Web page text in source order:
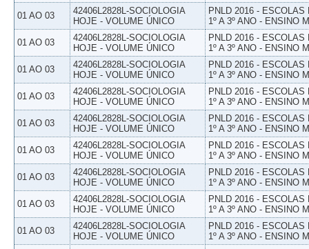
01 AO 03
42406L2828L-SOCIOLOGIA
HOJE - VOLUME ÚNICO
PNLD 2016 -
1º A 3º ANO - ENSINO
01 AO 03
42406L2828L-SOCIOLOGIA
HOJE - VOLUME ÚNICO
PNLD 2016 -
1º A 3º ANO - ENSINO
01 AO 03
42406L2828L-SOCIOLOGIA
HOJE - VOLUME ÚNICO
PNLD 2016 -
1º A 3º ANO - ENSINO
01 AO 03
42406L2828L-SOCIOLOGIA
HOJE - VOLUME ÚNICO
PNLD 2016 -
1º A 3º ANO - ENSINO
01 AO 03
42406L2828L-SOCIOLOGIA
HOJE - VOLUME ÚNICO
PNLD 2016 -
1º A 3º ANO - ENSINO
01 AO 03
42406L2828L-SOCIOLOGIA
HOJE - VOLUME ÚNICO
PNLD 2016 -
1º A 3º ANO - ENSINO
01 AO 03
42406L2828L-SOCIOLOGIA
HOJE - VOLUME ÚNICO
PNLD 2016 -
1º A 3º ANO - ENSINO
01 AO 03
42406L2828L-SOCIOLOGIA
HOJE - VOLUME ÚNICO
PNLD 2016 -
1º A 3º ANO - ENSINO
01 AO 03
42406L2828L-SOCIOLOGIA
HOJE - VOLUME ÚNICO
PNLD 2016 -
1º A 3º ANO - ENSINO